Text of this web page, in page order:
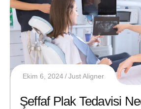
Ekim 6, 2024 Just Aligner
Şeffaf Plak Tedavisi